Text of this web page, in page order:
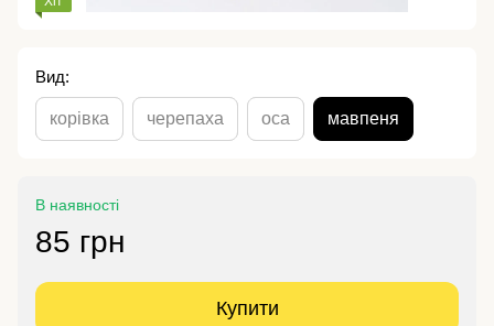
Вид:
корівка черепаха оса мавпеня
В наявності
85 грн
Купити